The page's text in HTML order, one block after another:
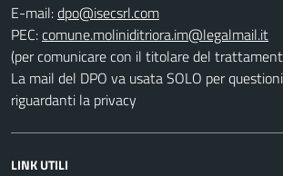
E-mail:
PEC:
(per comunicare con il titolare del
La mail del DPO va usata SOLO per questioni
riguardanti la privacy
LINK UTILI